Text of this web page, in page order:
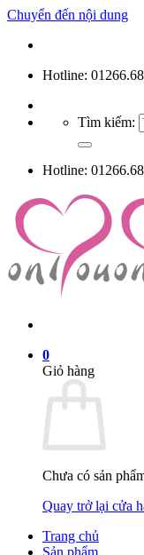
Chuyển đến nội dung
Hotline:
Tìm kiếm:
Hotline:
0
Giỏ hàng
Chưa có sản
Quay trở lại cửa
Trang chủ
Sản phẩm